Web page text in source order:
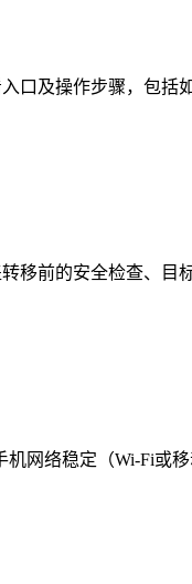
口及操作步骤，包括
移前的安全检查、目
网络稳定（Wi-Fi或